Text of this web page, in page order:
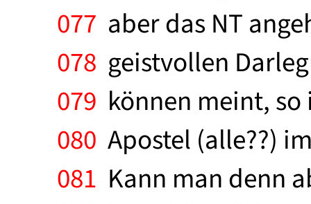
077 aber das NT
078 geistvollen
079 können meint,
080 Apostel (alle??)
081 Kann man denn